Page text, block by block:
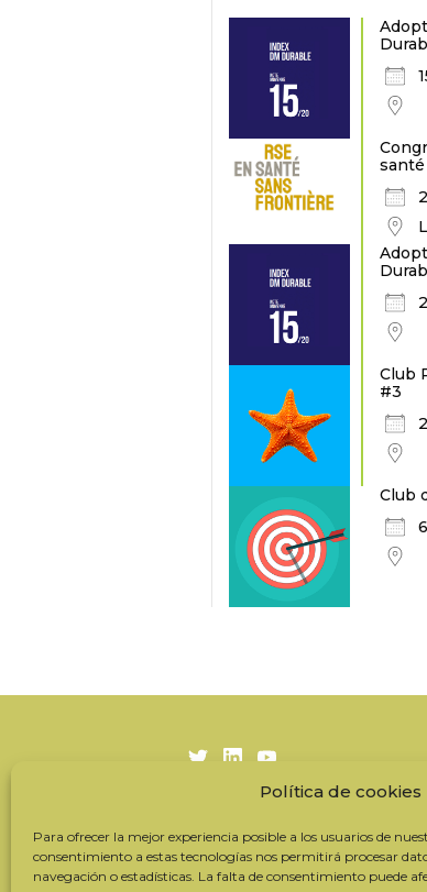
Política de cookies
Para ofrecer la mejor experiencia posible a los usuarios de
consentimiento a estas tecnologías nos permitirá procesar
navegación o estadísticas. La falta de consentimiento puede
Club
#3
Club
TwitterLinkedIn
Youtube
Nuestros socios
Contactar con el equipo